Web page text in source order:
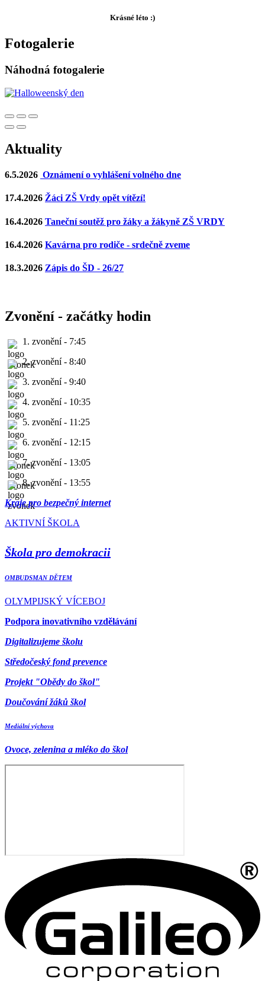
Krásné léto :)
Fotogalerie
Náhodná fotogalerie
Aktuality
6.5.2026 Oznámení o vyhlášení volného dne
17.4.2026 Žáci ZŠ Vrdy opět vítězí!
16.4.2026 Taneční soutěž pro žáky a žákyně ZŠ VRDY
16.4.2026 Kavárna pro rodiče - srdečně zveme
18.3.2026 Zápis do ŠD - 26/27
Zvonění - začátky hodin
1. zvonění - 7:45
2. zvonění - 8:40
3. zvonění - 9:40
4. zvonění - 10:35
5. zvonění - 11:25
6. zvonění - 12:15
7. zvonění - 13:05
8. zvonění - 13:55
Kraje pro bezpečný internet
AKTIVNÍ ŠKOLA
Škola pro demokracii
OMBUDSMAN DĚTEM
OLYMPIJSKÝ VÍCEBOJ
Podpora inovativního vzdělávání
Digitalizujeme školu
Středočeský fond prevence
Projekt "Obědy do škol"
Doučování žáků škol
Mediální výchova
Ovoce, zelenina a mléko do škol